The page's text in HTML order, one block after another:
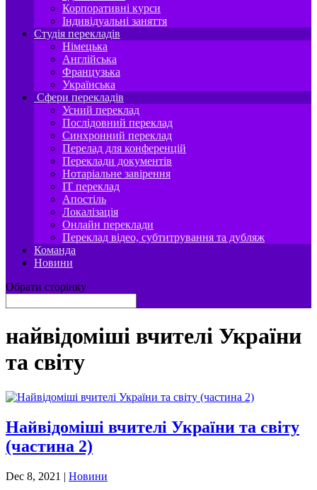
Корпоративні курси
Індивідуальні заняття
Студія перекладів
Німецька
Англійська
Французька
Українська
Сфери перекладів
Усний переклад
Послідовний переклад
Синхронний переклад
Перелад для конференцій
Переклади документів
Нотаріальне завірення
IT переклад
Апостіль
Локалізація
Онлайн переклади
Переклад відео, субтитрування та дубляж
Команда
Новини
Обрати сторінку
найвідоміші вчителі України
та світу
Найвідоміші вчителі України та світу
(частина 2)
Dec 8, 2021 | Новини